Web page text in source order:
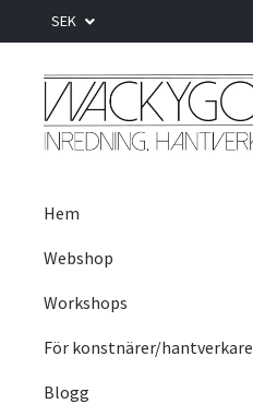
SEK
Hem
Webshop
Workshops
För konstnärer/hantverkare
Blogg